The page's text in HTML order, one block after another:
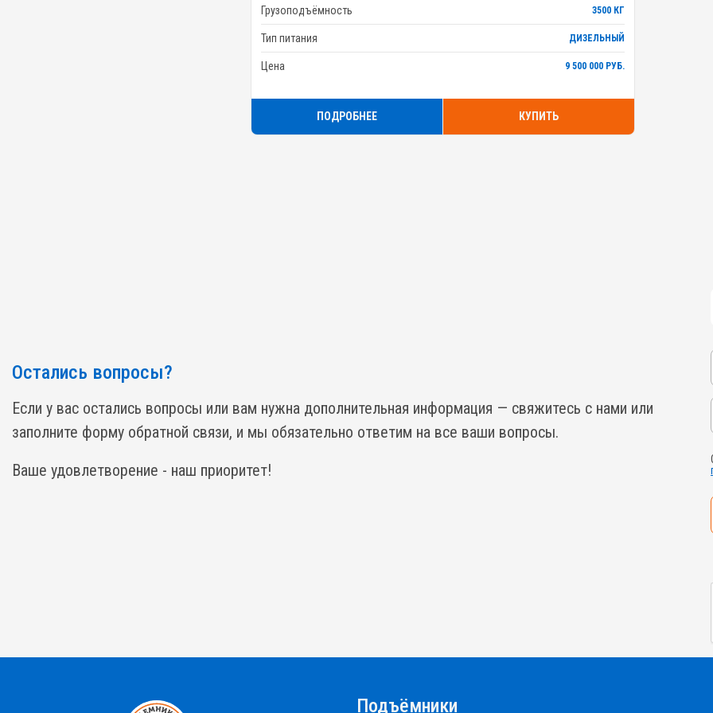
Грузоподъёмность 3500 КГ
Тип питания ДИЗЕЛЬНЫЙ
Цена 9 500 000 РУБ.
ПОДРОБНЕЕ КУПИТЬ
Остались вопросы?
Если у вас остались вопросы или вам нужна дополнительная информация — свяжитесь с нами или
заполните форму обратной связи, и мы обязательно ответим на все ваши вопросы.
Ваше удовлетворение - наш приоритет!
Подъёмники